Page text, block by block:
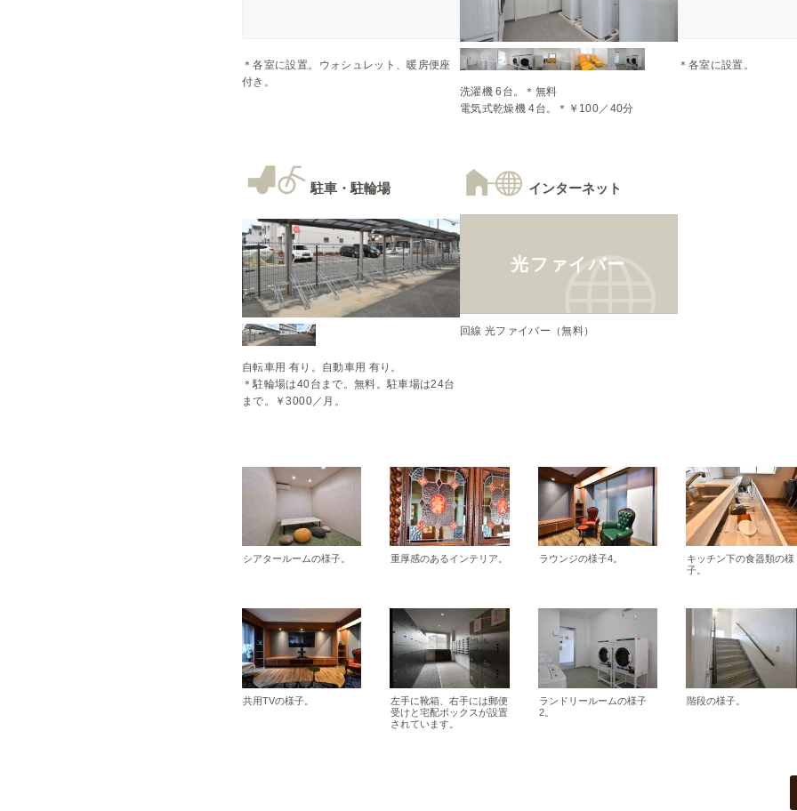
＊各室に設置。ウォシュレット、暖房便座
付き。
洗濯機 6台。＊無料
電気式乾燥機 4台。＊￥100／40分
＊各室に設置。
駐車・駐輪場
自転車用 有り。自動車用 有り。
＊駐輪場は40台まで。無料。駐車場は24台
まで。￥3000／月。
インターネット
光ファイバー
回線 光ファイバー（無料）
シアタールームの様子。 重厚感のあるインテリア。 ラウンジの様子4。
キッチン下の食器類の様
子。
共用TVの様子。
左手に靴箱、右手には郵便
受けと宅配ボックスが設置
されています。
ランドリールームの様子
2。
階段の様子。